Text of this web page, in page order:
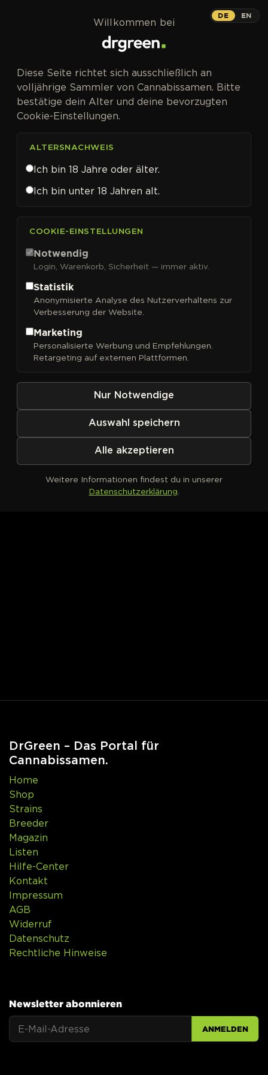
Ripper Seeds
Sortieren nach
Kein Produkt definiert
DrGreen – Das Portal für
Cannabissamen.
Home
Shop
Strains
Breeder
Magazin
Listen
Hilfe-Center
Kontakt
Impressum
AGB
Widerruf
Datenschutz
Rechtliche Hinweise
Newsletter abonnieren
ANMELDEN
DE EN
Willkommen bei
Diese Seite richtet sich ausschließlich an
volljährige Sammler von Cannabissamen. Bitte
bestätige dein Alter und deine bevorzugten
Cookie-Einstellungen.
ALTERSNACHWEIS
Ich bin 18 Jahre oder älter.
Ich bin unter 18 Jahren alt.
COOKIE-EINSTELLUNGEN
Notwendig
Login, Warenkorb, Sicherheit — immer aktiv.
Statistik
Anonymisierte Analyse des Nutzerverhaltens zur
Verbesserung der Website.
Marketing
Personalisierte Werbung und Empfehlungen.
Retargeting auf externen Plattformen.
Nur Notwendige
Auswahl speichern
Alle akzeptieren
Weitere Informationen findest du in unserer
Datenschutzerklärung